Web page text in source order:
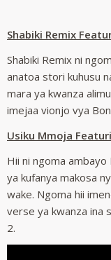
Shabiki Remix
Shabiki Remix ni
anatoa stori kuhusu
mara ya kwanza
imejaa vionjo vya
Usiku Mmoja
Hii ni ngoma
ya kufanya makosa
wake. Ngoma hii
verse ya kwanza ina
2.